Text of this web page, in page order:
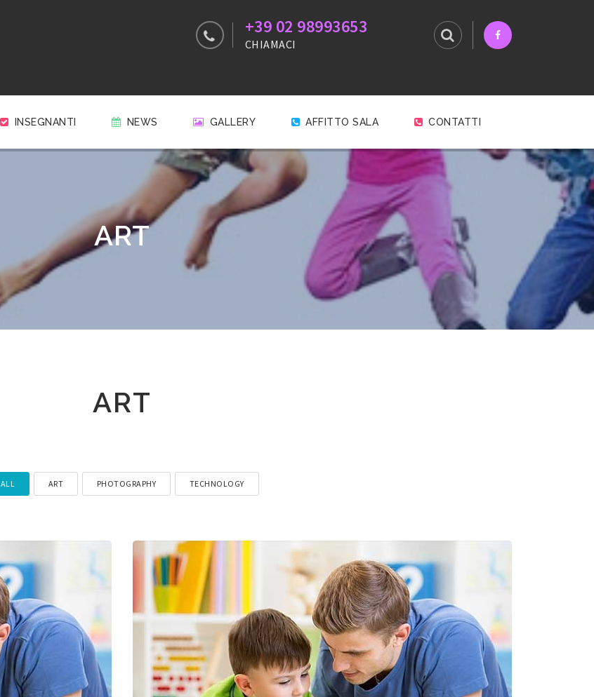
+39 02 98993653
CHIAMACI
INSEGNANTI NEWS GALLERY AFFITTO SALA CONTATTI
ART
ART
ALL ART PHOTOGRAPHY TECHNOLOGY